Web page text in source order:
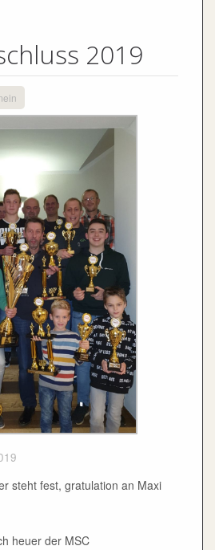
2019
steht fest, gratulation an Maxi
heuer der MSC